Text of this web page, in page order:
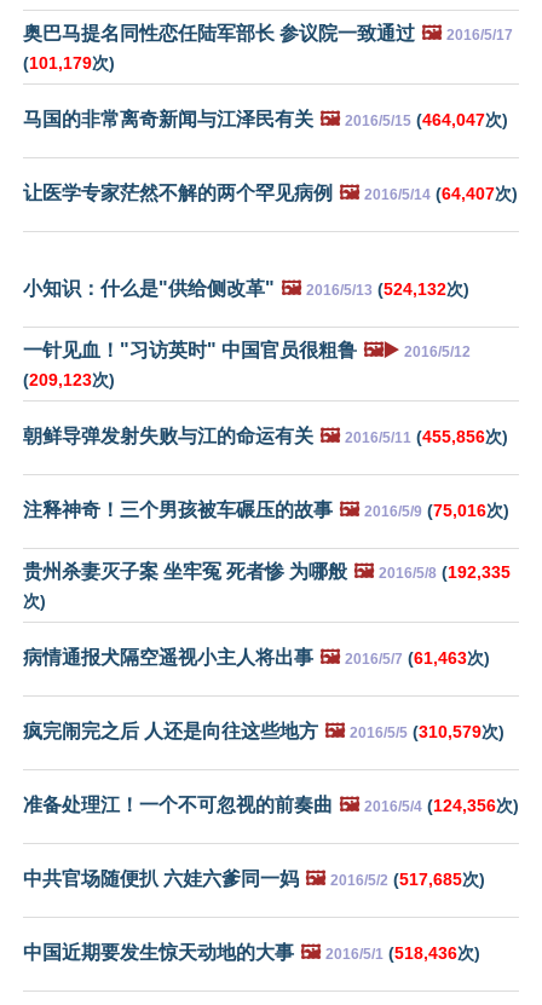
奥巴马提名同性恋任陆军部长 参议院一致通过 🖼️ 2016/5/17
(101,179次)
马国的非常离奇新闻与江泽民有关 🖼️ 2016/5/15 (464,047次)
让医学专家茫然不解的两个罕见病例 🖼️ 2016/5/14 (64,407次)
小知识：什么是"供给侧改革" 🖼️ 2016/5/13 (524,132次)
一针见血！"习访英时" 中国官员很粗鲁 🖼️▶️ 2016/5/12
(209,123次)
朝鲜导弹发射失败与江的命运有关 🖼️ 2016/5/11 (455,856次)
注释神奇！三个男孩被车碾压的故事 🖼️ 2016/5/9 (75,016次)
贵州杀妻灭子案 坐牢冤 死者惨 为哪般 🖼️ 2016/5/8 (192,335
次)
病情通报犬隔空遥视小主人将出事 🖼️ 2016/5/7 (61,463次)
疯完闹完之后 人还是向往这些地方 🖼️ 2016/5/5 (310,579次)
准备处理江！一个不可忽视的前奏曲 🖼️ 2016/5/4 (124,356次)
中共官场随便扒 六娃六爹同一妈 🖼️ 2016/5/2 (517,685次)
中国近期要发生惊天动地的大事 🖼️ 2016/5/1 (518,436次)